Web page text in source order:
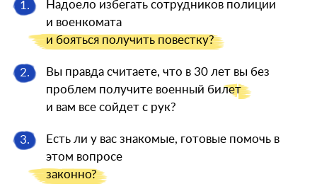
1.
Надоело избегать сотрудников полиции
и военкомата
и бояться получить повестку?
2.
Вы правда считаете, что в 30 лет вы без
проблем получите военный билет
и вам все сойдет с рук?
3.
Есть ли у вас знакомые, готовые помочь в
этом вопросе
законно?